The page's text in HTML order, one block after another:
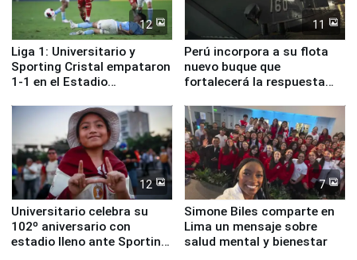
12
Liga 1: Universitario y
Sporting Cristal empataron
1-1 en el Estadio
11
Perú incorpora a su flota
nuevo buque que
fortalecerá la respuesta
12
Universitario celebra su
102º aniversario con
estadio lleno ante Sporting
7
Simone Biles comparte en
Lima un mensaje sobre
salud mental y bienestar